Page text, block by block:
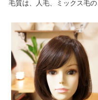
毛質は、人毛、ミックス毛の